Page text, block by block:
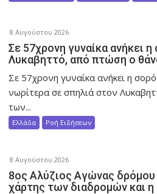
8 Αυγούστου 2026
Σε 57χρονη γυναίκα ανήκει
Λυκαβηττό, από πτώση ο
Σε 57χρονη γυναίκα ανήκει η
νωρίτερα σε σπηλιά στον
των...
Ελλάδα Ροή Ειδήσεων
8 Αυγούστου 2026
8ος Αλύζιος Αγώνας
χάρτης των διαδρομών και